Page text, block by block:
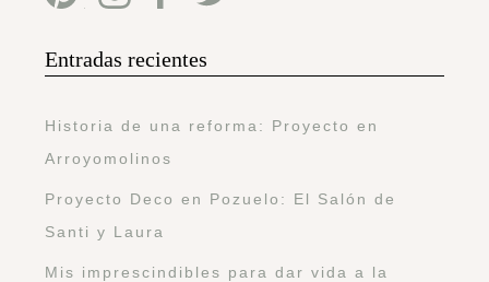
Entradas recientes
Historia de una reforma: Proyecto en
Arroyomolinos
Proyecto Deco en Pozuelo: El Salón de
Santi y Laura
Mis imprescindibles para dar vida a la